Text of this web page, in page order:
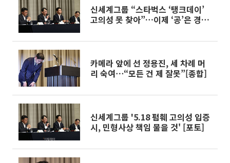
신세계그룹 “스타벅스 ‘탱크데이’
고의성 못 찾아”…이제 ‘공’은 경찰
카메라 앞에 선 정용진, 세 차례 머
리 숙여⋯“모든 건 제 잘못”[종합]
신세계그룹 '5.18 폄훼 고의성 입증
시, 민형사상 책임 물을 것' [포토]